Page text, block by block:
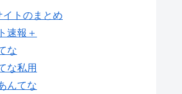
トのまとめ
速報＋
な
な私用
んてな